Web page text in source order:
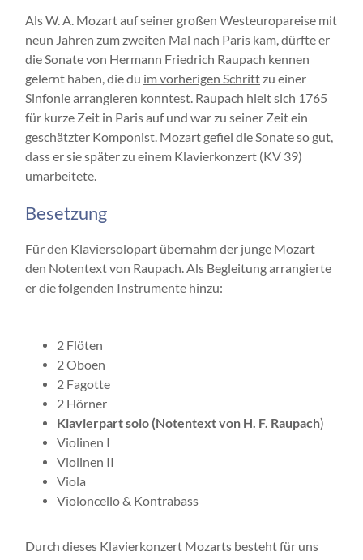
Als W. A. Mozart auf seiner großen Westeuropareise mit
neun Jahren zum zweiten Mal nach Paris kam, dürfte er
die Sonate von Hermann Friedrich Raupach kennen
gelernt haben, die du im vorherigen Schrittzu einer
Sinfonie arrangieren konntest. Raupach hielt sich 1765
für kurze Zeit in Paris auf und war zu seiner Zeit ein
geschätzter Komponist. Mozart gefiel die Sonate so gut,
dass er sie später zu einem Klavierkonzert (KV 39)
umarbeitete.
Besetzung
Für den Klaviersolopart übernahm der junge Mozart
den Notentext von Raupach. Als Begleitung arrangierte
er die folgenden Instrumente hinzu:
2 Flöten
2 Oboen
2 Fagotte
2 Hörner
Klavierpart solo (Notentext von H. F. Raupach)
Violinen I
Violinen II
Viola
Violoncello & Kontrabass
Durch dieses Klavierkonzert Mozarts besteht für uns